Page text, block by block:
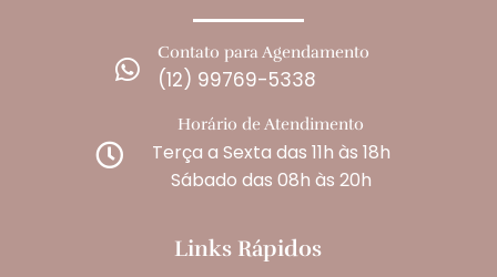

Contato para Agendamento
(12) 99769-5338

Horário de Atendimento
Terça a Sexta das 11h às 18h
Sábado das 08h às 20h
Links Rápidos